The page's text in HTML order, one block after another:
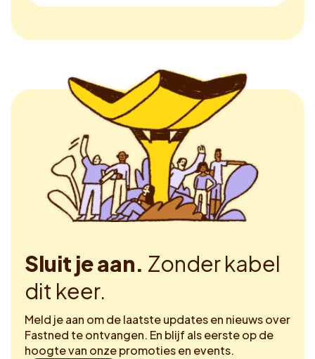
Sluit je aan. Zonder kabel
dit keer.
Meld je aan om de laatste updates en nieuws over
Fastned te ontvangen. En blijf als eerste op de
hoogte van onze promoties en events.